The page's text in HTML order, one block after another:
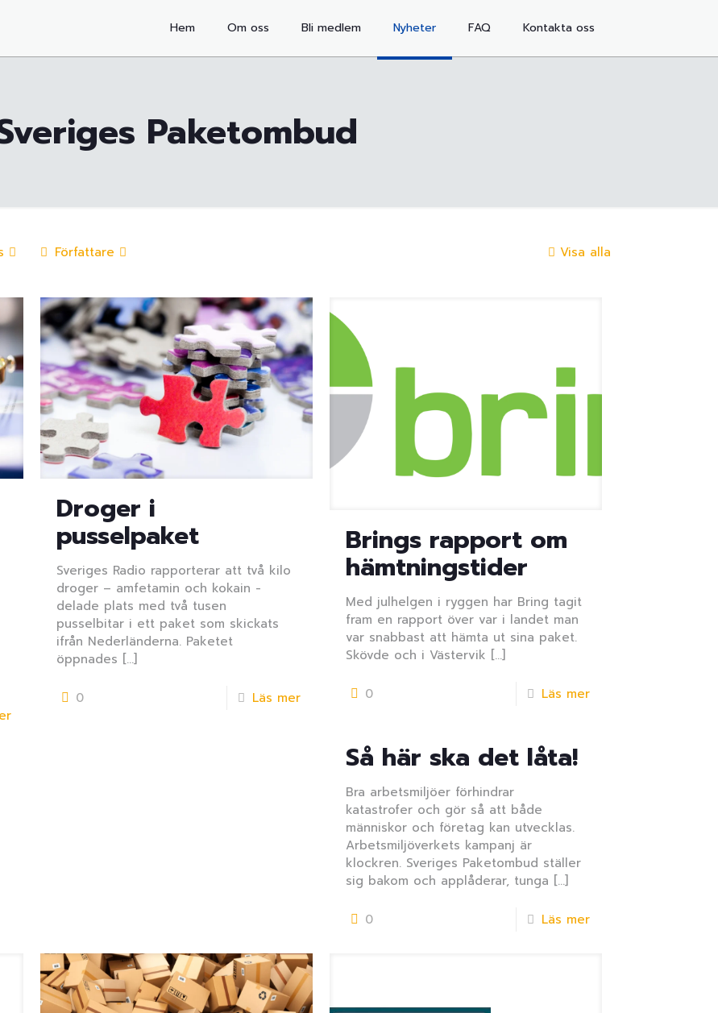
Hem Om oss Bli medlem Nyheter FAQ Kontakta oss
Paketombud
Författare Visa alla
Droger i
pusselpaket
Sveriges Radio rapporterar att två kilo
droger – amfetamin och kokain -
delade plats med två tusen
pusselbitar i ett paket som skickats
ifrån Nederländerna. Paketet
öppnades […]
0 Läs mer
Brings rapport om
hämtningstider
Med julhelgen i ryggen har Bring tagit
fram en rapport över var i landet man
var snabbast att hämta ut sina paket.
Skövde och i Västervik […]
0 Läs mer
Så här ska det låta!
Bra arbetsmiljöer förhindrar
katastrofer och gör så att både
människor och företag kan utvecklas.
Arbetsmiljöverkets kampanj är
klockren. Sveriges Paketombud ställer
sig bakom och applåderar, tunga […]
0 Läs mer